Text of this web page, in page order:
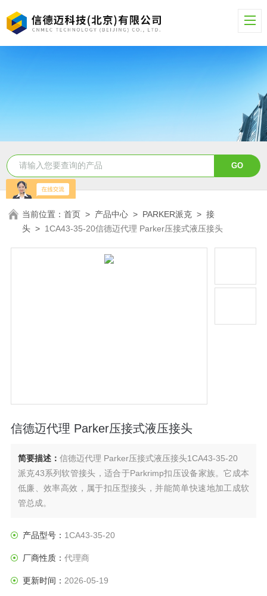
当前位置：首页 > 产品中心 > PARKER派克 >接
头 > 1CA43-35-20信德迈代理 Parker压接式液压接头
信德迈代理 Parker压接式液压接头
简要描述： 信德迈代理 Parker压接式液压接头1CA43-35-20
派克43系列软管接头，适合于Parkrimp扣压设备家族。它成本
低廉、效率高效，属于扣压型接头，并能简单快速地加工成软
管总成。
产品型号： 1CA43-35-20
厂商性质： 代理商
更新时间： 2026-05-19